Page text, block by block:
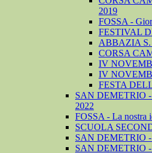
2019
FOSSA -
FESTIVAL
ABBAZIA S.
CORSA
IV
IV
FESTA
SAN DEMETRIO
2022
FOSSA - La nostra
SCUOLA
SAN DEMETRIO -
SAN DEMETRIO